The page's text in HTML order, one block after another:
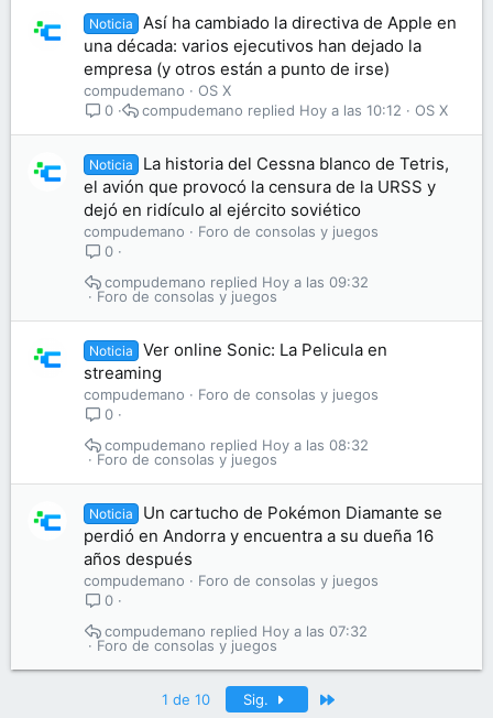
Noticia
Así ha cambiado la directiva de Apple en
una década: varios ejecutivos han dejado la
empresa (y otros están a punto de irse)
compudemano
OS X
0
OS X
Hoy a las 10:12
compudemano
Noticia
La historia del Cessna blanco de Tetris,
el avión que provocó la censura de la URSS y
dejó en ridículo al ejército soviético
compudemano
Foro de consolas y juegos
0
Foro de consolas y juegos
Hoy a las 09:32
compudemano
Noticia
Ver online Sonic: La Pelicula en
streaming
compudemano
Foro de consolas y juegos
0
Foro de consolas y juegos
Hoy a las 08:32
compudemano
Noticia
Un cartucho de Pokémon Diamante se
perdió en Andorra y encuentra a su dueña 16
años después
compudemano
Foro de consolas y juegos
0
Foro de consolas y juegos
Hoy a las 07:32
compudemano
1 de 10 Sig.